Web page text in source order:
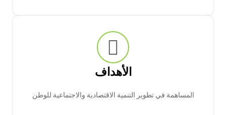
الأهداف
المساهمة في تطوير التنمية الاقتصادية والاجتماعية للوطن